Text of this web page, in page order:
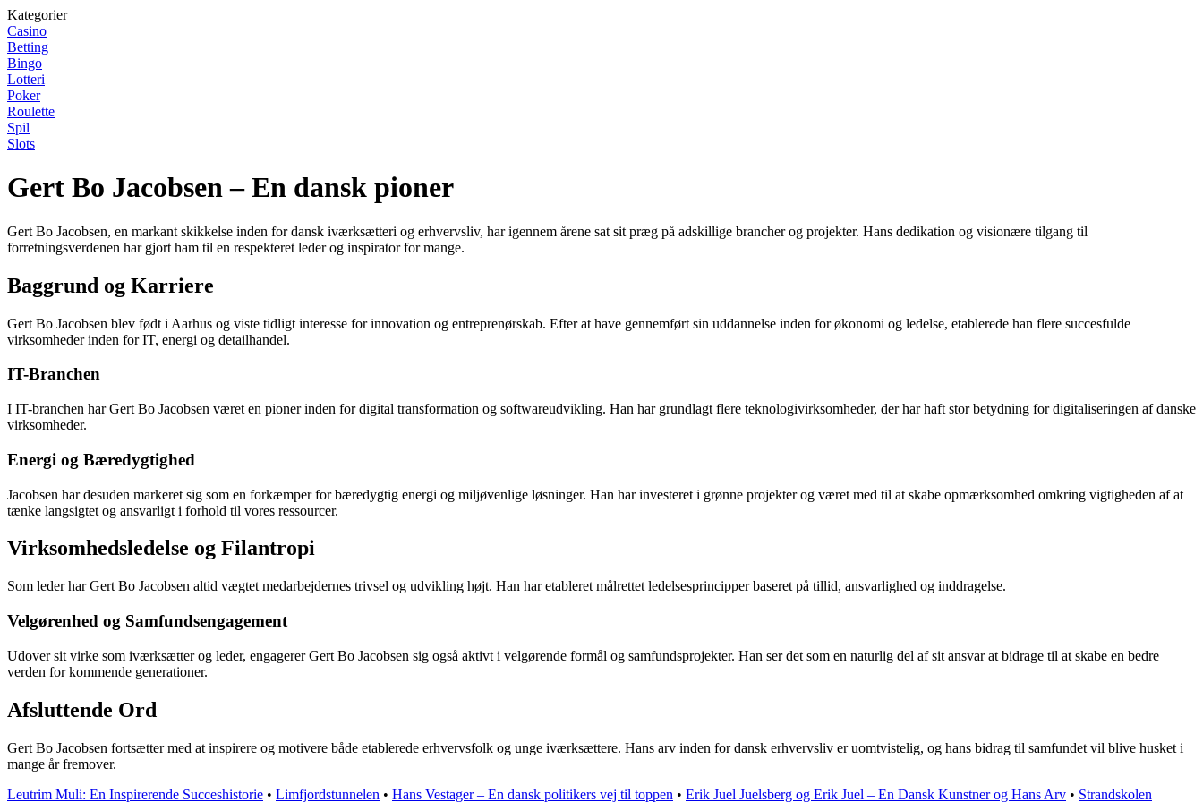
Kategorier
Casino
Betting
Bingo
Lotteri
Poker
Roulette
Spil
Slots
Gert Bo Jacobsen – En dansk pioner
Gert Bo Jacobsen, en markant skikkelse inden for dansk iværksætteri og erhvervsliv, har igennem årene sat sit præg på adskillige brancher og projekter. Hans dedikation og visionære tilgang til
forretningsverdenen har gjort ham til en respekteret leder og inspirator for mange.
Baggrund og Karriere
Gert Bo Jacobsen blev født i Aarhus og viste tidligt interesse for innovation og entreprenørskab. Efter at have gennemført sin uddannelse inden for økonomi og ledelse, etablerede han flere succesfulde
virksomheder inden for IT, energi og detailhandel.
IT-Branchen
I IT-branchen har Gert Bo Jacobsen været en pioner inden for digital transformation og softwareudvikling. Han har grundlagt flere teknologivirksomheder, der har haft stor betydning for digitaliseringen af danske
virksomheder.
Energi og Bæredygtighed
Jacobsen har desuden markeret sig som en forkæmper for bæredygtig energi og miljøvenlige løsninger. Han har investeret i grønne projekter og været med til at skabe opmærksomhed omkring vigtigheden af at
tænke langsigtet og ansvarligt i forhold til vores ressourcer.
Virksomhedsledelse og Filantropi
Som leder har Gert Bo Jacobsen altid vægtet medarbejdernes trivsel og udvikling højt. Han har etableret målrettet ledelsesprincipper baseret på tillid, ansvarlighed og inddragelse.
Velgørenhed og Samfundsengagement
Udover sit virke som iværksætter og leder, engagerer Gert Bo Jacobsen sig også aktivt i velgørende formål og samfundsprojekter. Han ser det som en naturlig del af sit ansvar at bidrage til at skabe en bedre
verden for kommende generationer.
Afsluttende Ord
Gert Bo Jacobsen fortsætter med at inspirere og motivere både etablerede erhvervsfolk og unge iværksættere. Hans arv inden for dansk erhvervsliv er uomtvistelig, og hans bidrag til samfundet vil blive husket i
mange år fremover.
Leutrim Muli: En Inspirerende Succeshistorie • Limfjordstunnelen • Hans Vestager – En dansk politikers vej til toppen • Erik Juel Juelsberg og Erik Juel – En Dansk Kunstner og Hans Arv • Strandskolen